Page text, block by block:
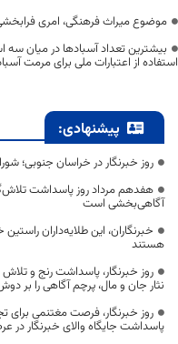
موضوع میراث فرهنگی، امری
بیشترین تعداد آسبادها در میان
استفاده از اعتبارات ملی برای مرمت
پیشنهادی:
روز خبرنگار در خراسان جنوبی؛
هفدهم مرداد روز پاسداشت
آگاهی‌بخشی است
خبرنگاران، این طلایه‌داران
هستند
روز خبرنگار، پاسداشت رنج و
نثار جان و مال، پرچم آگاهی را بر
روز خبرنگار، فرصت مغتنمی برای
پاسداشت جایگاه والای خبرنگار